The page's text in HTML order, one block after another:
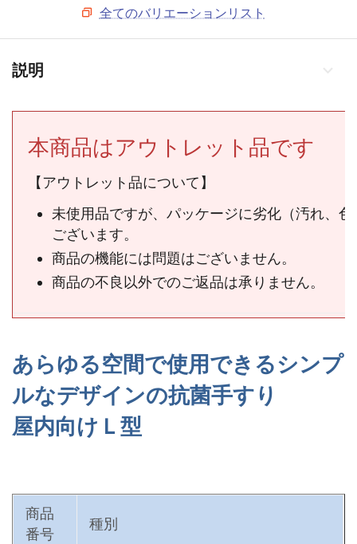
全てのバリエーションリスト
説明
本商品はアウトレット品です
【アウトレット品について】
未使用品ですが、パッケージに劣化（汚れ、
ございます。
商品の機能には問題はございません。
商品の不良以外でのご返品は承りません。
あらゆる空間で使用できるシンプ
ルなデザインの抗菌手すり
屋内向けＬ型
商品
番号
種別